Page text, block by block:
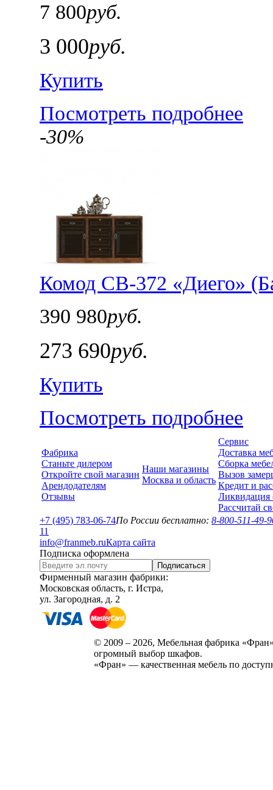
7 800руб.
3 000руб.
Купить
Посмотреть подробнее
-30%
Комод СВ-372 «Диего»
390 980руб.
273 690руб.
Купить
Посмотреть подробнее
Фабрика
Станьте дилером
Откройте свой магазин
Арендодателям
Отзывы
Наши магазины
Москва и область
Сервис
Доставка
Сборка
Вызов
Кредит и
Ликвидация
Рассчитай
+7 (495) 783-06-74По России бесплатно: 8-800-511-49-
11
info@franmeb.ruКарта сайта
Подписка оформлена
Подписаться
Фирменный магазин фабрики:
Московская область, г. Истра,
ул. Загородная, д. 2
© 2009 – 2026, Мебельная фабрика
огромный выбор шкафов.
«Фран» — качественная мебель по